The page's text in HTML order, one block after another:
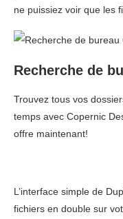
ne puissiez voir que les
Recherche de
Trouvez tous vos
temps avec Copernic
offre maintenant!
L’interface simple de
fichiers en double sur